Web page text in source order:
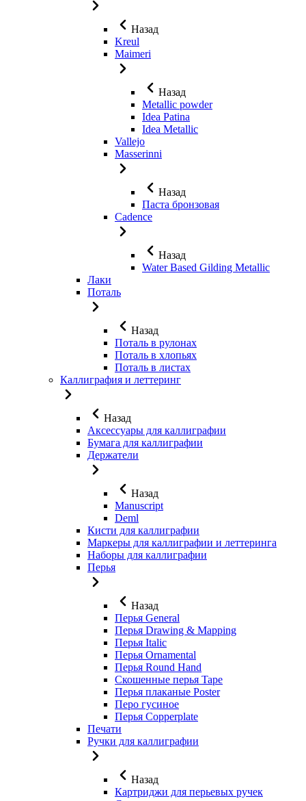
Назад
Kreul
Maimeri
Назад
Metallic powder
Idea Patina
Idea Metallic
Vallejo
Masserinni
Назад
Паста бронзовая
Cadence
Назад
Water Based Gilding Metallic
Лаки
Поталь
Назад
Поталь в рулонах
Поталь в хлопьях
Поталь в листах
Каллиграфия и леттеринг
Назад
Аксессуары для каллиграфии
Бумага для каллиграфии
Держатели
Назад
Manuscript
Deml
Кисти для каллиграфии
Маркеры для каллиграфии и леттеринга
Наборы для каллиграфии
Перья
Назад
Перья General
Перья Drawing & Mapping
Перья Italic
Перья Ornamental
Перья Round Hand
Скошенные перья Tape
Перья плаканые Poster
Перо гусиное
Перья Copperplate
Печати
Ручки для каллиграфии
Назад
Картриджи для перьевых ручек